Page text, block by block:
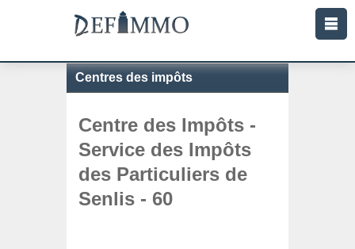
Centres des impôts
Centre des Impôts -
Service des Impôts
des Particuliers de
Senlis - 60